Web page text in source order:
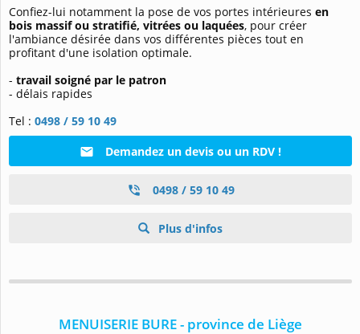
Confiez-lui notamment la pose de vos portes intérieures en
bois massif ou stratifié, vitrées ou laquées, pour créer
l'ambiance désirée dans vos différentes pièces tout en
profitant d'une isolation optimale.
- travail soigné par le patron
- délais rapides
Tel : 0498 / 59 10 49
Demandez un devis ou un RDV !
0498 / 59 10 49
Plus d'infos
MENUISERIE BURE - province de Liège